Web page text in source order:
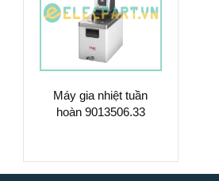
Máy gia nhiệt tuần
hoàn 9013506.33